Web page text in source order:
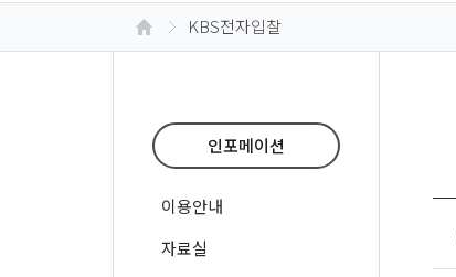
KBS전자입찰
인포메이션
이용안내
자료실